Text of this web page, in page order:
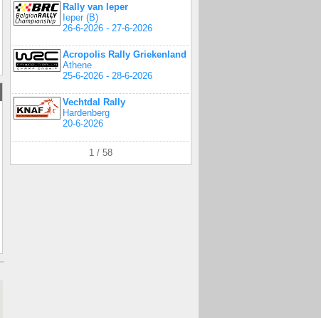
Rally van Ieper
Ieper (B)
26-6-2026 - 27-6-2026
Acropolis Rally Griekenland
Athene
25-6-2026 - 28-6-2026
Vechtdal Rally
Hardenberg
20-6-2026
1 / 58